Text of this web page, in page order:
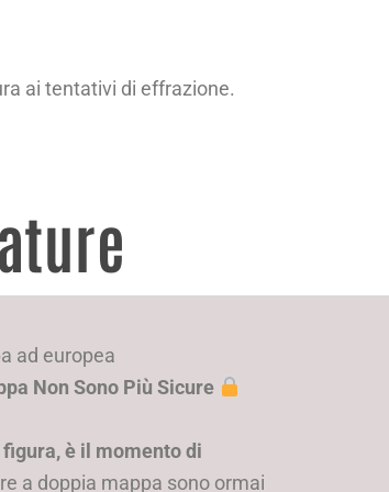
ai tentativi di effrazione.
ad europea
Non Sono Più Sicure
è il momento di
a doppia mappa sono ormai